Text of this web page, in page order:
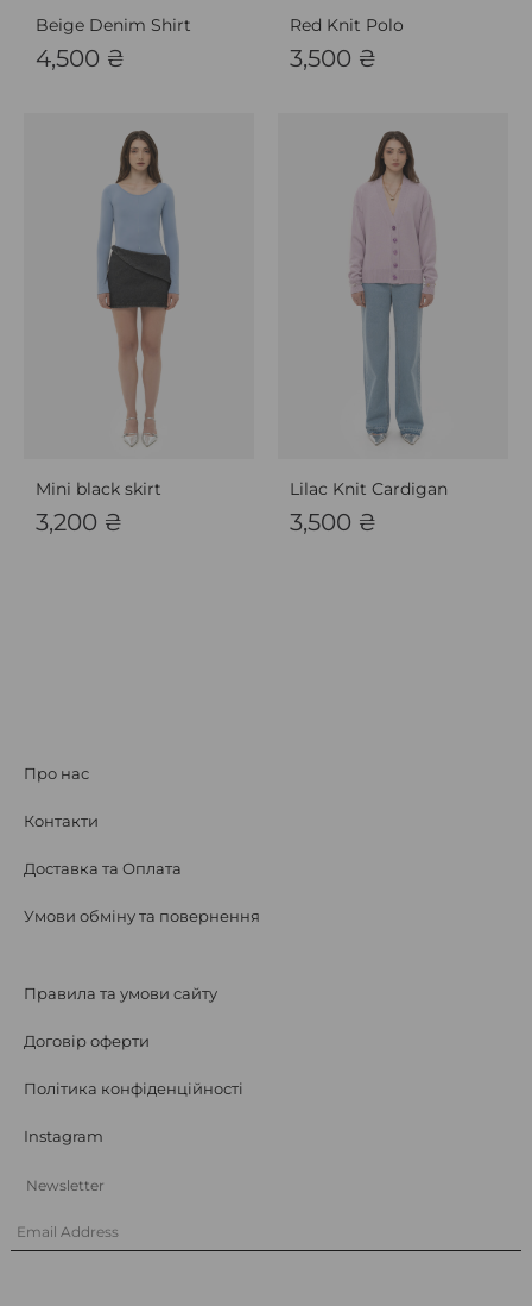
Beige Denim Shirt
4,500 ₴
Red Knit Polo
3,500 ₴
Mini black skirt
3,200 ₴
Lilac Knit Cardigan
3,500 ₴
Про нас
Контакти
Доставка та Оплата
Умови обміну та повернення
Правила та умови сайту
Договір оферти
Політика конфіденційності
Instagram
Newsletter